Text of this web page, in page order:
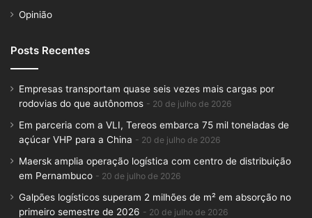
Opinião
Posts Recentes
Empresas transportam quase seis vezes mais cargas por
rodovias do que autônomos
20 de julho de 2026
Em parceria com a VLI, Tereos embarca 75 mil toneladas de
açúcar VHP para a China
20 de julho de 2026
Maersk amplia operação logística com centro de distribuição
em Pernambuco
20 de julho de 2026
Galpões logísticos superam 2 milhões de m² em absorção no
primeiro semestre de 2026
20 de julho de 2026